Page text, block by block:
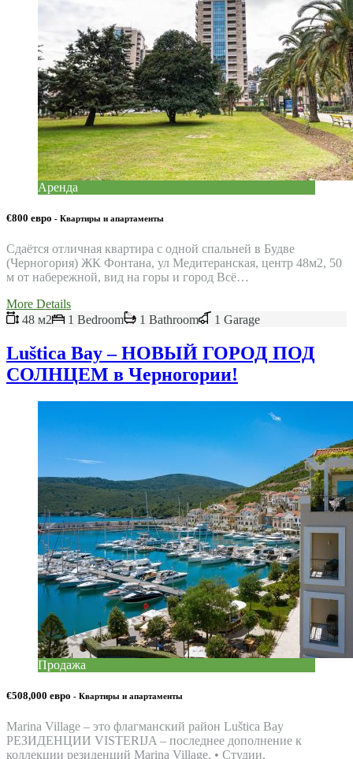
Аренда
€800 евро - Квартиры и апартаменты
Сдаётся отличная квартира с одной спальней в Будве
(Черногория) ЖК Фонтана, ул Медитеранская, центр 48м2, 50
м от набережной, вид на горы и город Всё…
More Details
48 м2
1 Bedroom 1 Bathroom 1 Garage
Luštica Bay – НОВЫЙ ГОРОД ПОД
СОЛНЦЕМ в Черногории!
Продажа
€508,000 евро - Квартиры и апартаменты
Marina Village – это флагманский район Luštica Bay
РЕЗИДЕНЦИИ VISTERIJA – последнее дополнение к
коллекции резиденций Marina Village. • Студии,